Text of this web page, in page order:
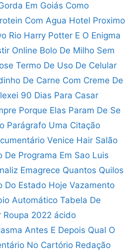
Em Goiás Como
Com Agua Hotel Proximo
Rio Harry Potter E O Enigma
Online Bolo De Milho Sem
Termo De Uso De Celular
De Carne Com Creme De
90 Dias Para Casar
Porque Elas Param De Se
Parágrafo Uma Citação
Venice Hair Salão
De Programa Em Sao Luis
Emagrece Quantos Quilos
Do Estado Hoje Vazamento
Automático Tabela De
Roupa 2022 ácido
Antes E Depois Qual O
No Cartório Redação